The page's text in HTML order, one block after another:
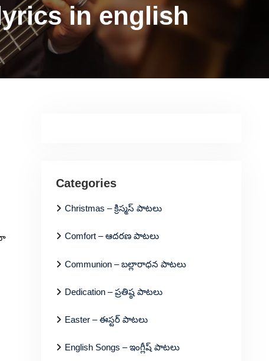
in english
Categories
Christmas – క్రిస్మస్ పాటలు
Comfort – ఆదరణ పాటలు
Communion – బల్లారాధన పాటలు
Dedication – ప్రతిష్ఠ పాటలు
Easter – ఈస్టర్ పాటలు
English Songs – ఇంగ్లీష్ పాటలు